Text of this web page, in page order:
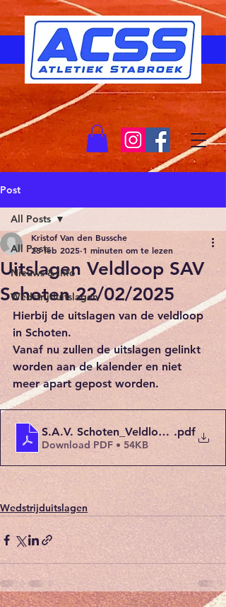
Post
All Posts
Nieuws & Info
Wedstrijduitslagen
All Posts
Uitslagen Veldloop SAV
Schoten 22/02/2025
Kristof Van den Bussche
23 feb 2025 1 minuten om te lezen
Hierbij de uitslagen van de veldloop
in Schoten.
Vanaf nu zullen de uitslagen gelinkt
worden aan de kalender en niet
meer apart gepost worden.
S.A.V. .pdf
Download PDF • 54KB
Wedstrijduitslagen